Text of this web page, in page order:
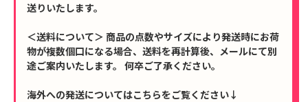
送りいたします。
＜送料について＞ 商品の点数やサイズにより発送時にお荷
物が複数個口になる場合、送料を再計算後、メールにて別
途ご案内いたします。 何卒ご了承ください。
海外への発送についてはこちらをご覧ください↓